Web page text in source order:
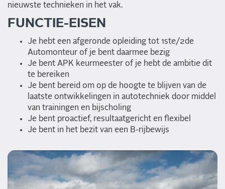
nieuwste technieken in het vak.
FUNCTIE-EISEN
Je hebt een afgeronde opleiding tot 1ste/2de
Automonteur of je bent daarmee bezig
Je bent APK keurmeester of je hebt de ambitie dit
te bereiken
Je bent bereid om op de hoogte te blijven van de
laatste ontwikkelingen in autotechniek door middel
van trainingen en bijscholing
Je bent proactief, resultaatgericht en flexibel
Je bent in het bezit van een B-rijbewijs